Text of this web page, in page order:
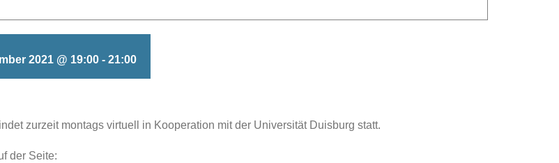
2021 @ 19:00 - 21:00
zurzeit montags virtuell in Kooperation mit der Universität Duisburg statt.
der Seite: